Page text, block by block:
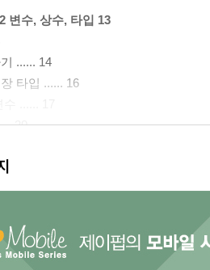
변수, 상수, 타입 13
...... 14
타입 ...... 16
20
코드 살펴보기 ...... 23
기: 코틀린의 자바 기본 타입 ...... 25
콘의 뿔 ...... 27
의 거울 ...... 28